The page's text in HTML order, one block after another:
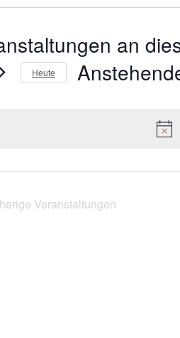
an
Heute
u
w
Veranstaltungen